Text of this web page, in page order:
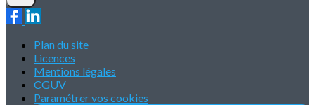
Plan du site
Licences
Mentions légales
CGUV
Paramétrer vos cookies